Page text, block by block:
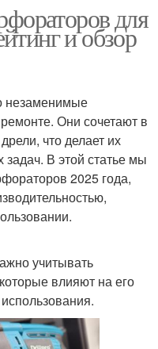
для
и обзор
незаменимые
Они сочетают в
что делает их
В этой статье мы
2025 года,
учитывать
влияют на его